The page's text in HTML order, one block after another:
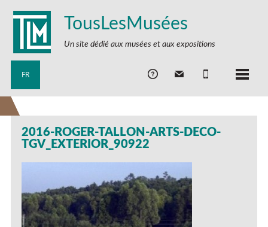
TousLesMusées
Un site dédié aux musées et aux expositions
FR
2016-ROGER-TALLON-ARTS-DECO-
TGV_EXTERIOR_90922